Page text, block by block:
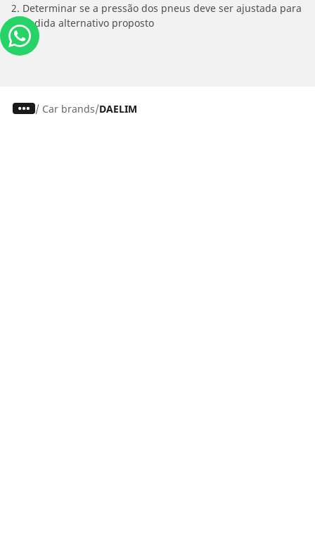
2. Determinar se a pressão dos pneus deve ser ajustada para
o medida alternativo proposto
/ Car brands DAELIM